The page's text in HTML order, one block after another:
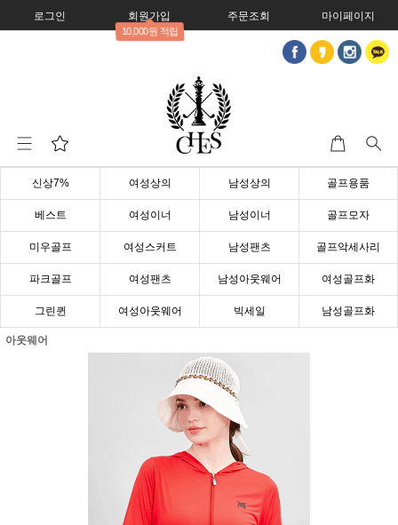
로그인 회원가입
10,000원 적립
주문조회 마이페이지
신상7% 여성상의 남성상의 골프용품
베스트 여성이너 남성이너 골프모자
미우골프 여성스커트 남성팬츠 골프악세사리
파크골프 여성팬츠 남성아웃웨어 여성골프화
그린퀸 여성아웃웨어 빅세일 남성골프화
아웃웨어